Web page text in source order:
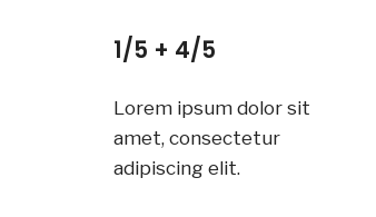
1/5 + 4/5
Lorem ipsum dolor sit
amet, consectetur
adipiscing elit.